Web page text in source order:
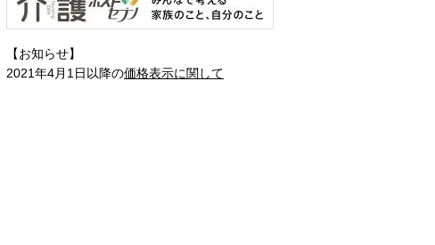
【お知らせ】
2021年4月1日以降の価格表示に関して